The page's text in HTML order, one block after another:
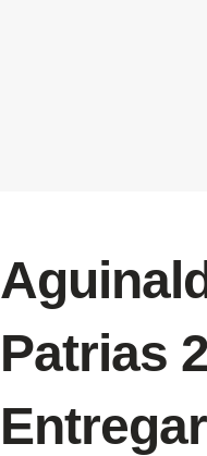
Patrias